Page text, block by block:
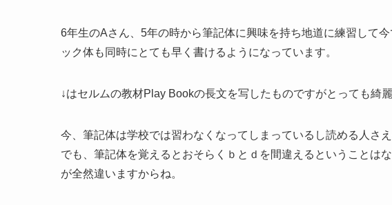
6年生のAさん、5年の時から筆記体に興味を持ち地道に練習して
ック体も同時にとても早く書けるようになっています。
↓はセルムの教材Play Bookの長文を写したものですがとっても綺麗
今、筆記体は学校では習わなくなってしまっているし読める人さえ
でも、筆記体を覚えるとおそらくｂとｄを間違えるということは
が全然違いますからね。